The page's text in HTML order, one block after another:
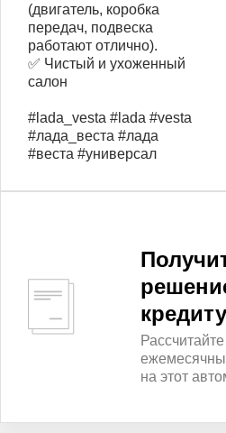
(двигатель, коробка
передач, подвеска
работают отлично).
✅ Чистый и ухоженный
салон
#lada_vesta #lada #vesta
#лада_веста #лада
#веста #универсал
кредиту
Рассчитайте
на этот